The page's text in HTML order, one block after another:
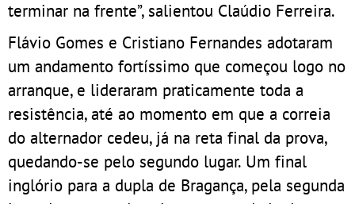
terminar na frente”, salientou Claúdio Ferreira.
Flávio Gomes e Cristiano Fernandes adotaram
um andamento fortíssimo que começou logo no
arranque, e lideraram praticamente toda a
resistência, até ao momento em que a correia
do alternador cedeu, já na reta final da prova,
quedando-se pelo segundo lugar. Um final
inglório para a dupla de Bragança, pela segunda